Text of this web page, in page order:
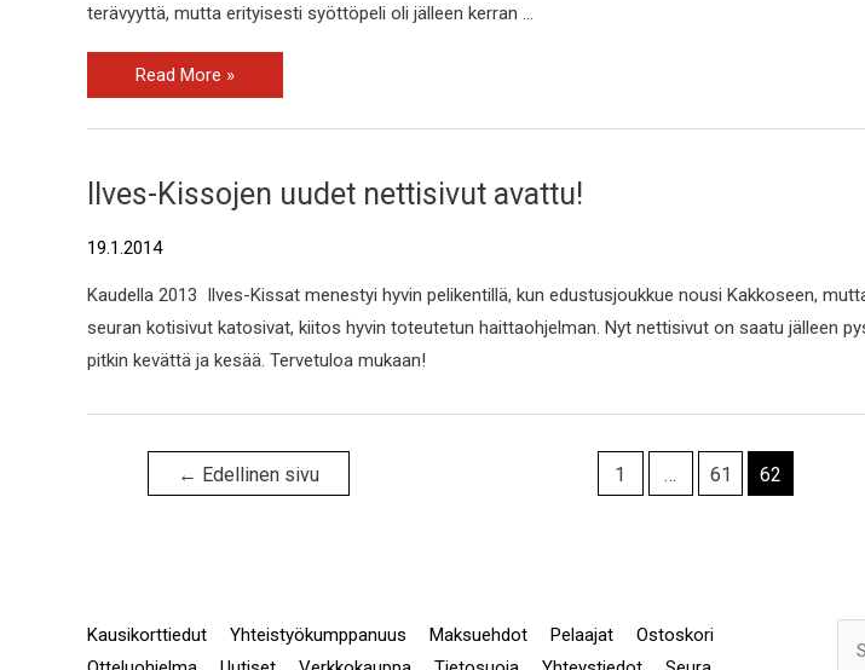
terävyyttä, mutta erityisesti syöttöpeli oli jälleen kerran …
Read More »
Ilves-Kissojen uudet nettisivut avattu!
19.1.2014
Kaudella 2013 Ilves-Kissat menestyi hyvin pelikentillä, kun edustusjoukkue nousi Kakkoseen,
seuran kotisivut katosivat, kiitos hyvin toteutetun haittaohjelman. Nyt nettisivut on saatu jälleen
pitkin kevättä ja kesää. Tervetuloa mukaan!
← Edellinen sivu 1 … 61 62
Kausikorttiedut Yhteistyökumppanuus Maksuehdot Pelaajat
Ostoskori